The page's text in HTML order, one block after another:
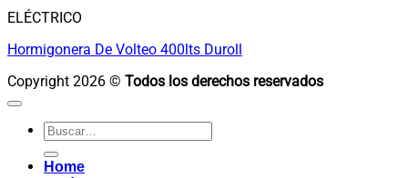
ELÉCTRICO
Hormigonera De Volteo 400lts Duroll
Copyright 2026 © Todos los derechos reservados
Buscar
por:
Home